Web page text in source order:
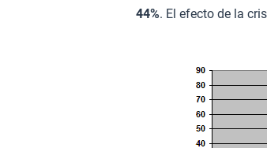
44%. El efecto de la